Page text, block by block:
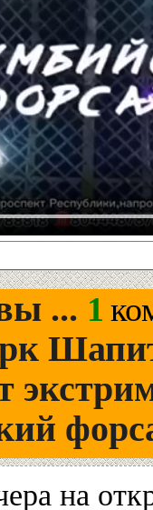
... 1
на